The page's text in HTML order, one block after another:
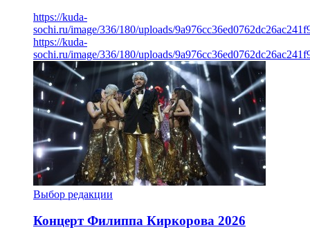
https://kuda-
sochi.ru/image/336/180/uploads/
https://kuda-
sochi.ru/image/336/180/uploads/
Выбор редакции
Концерт Филиппа Киркорова 2026